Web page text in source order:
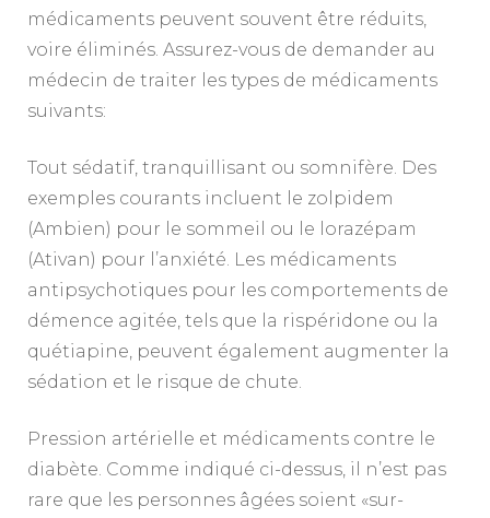
médicaments peuvent souvent être réduits,
voire éliminés. Assurez-vous de demander au
médecin de traiter les types de médicaments
suivants:
Tout sédatif, tranquillisant ou somnifère. Des
exemples courants incluent le zolpidem
(Ambien) pour le sommeil ou le lorazépam
(Ativan) pour l’anxiété. Les médicaments
antipsychotiques pour les comportements de
démence agitée, tels que la rispéridone ou la
quétiapine, peuvent également augmenter la
sédation et le risque de chute.
Pression artérielle et médicaments contre le
diabète. Comme indiqué ci-dessus, il n’est pas
rare que les personnes âgées soient «sur-